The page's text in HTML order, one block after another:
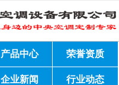
产品中心 荣誉资质
企业新闻 行业动态